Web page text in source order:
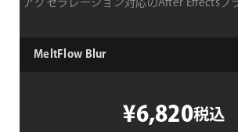
アクセラレーション対応のAfter Effectsプ
type
¥6,820税込